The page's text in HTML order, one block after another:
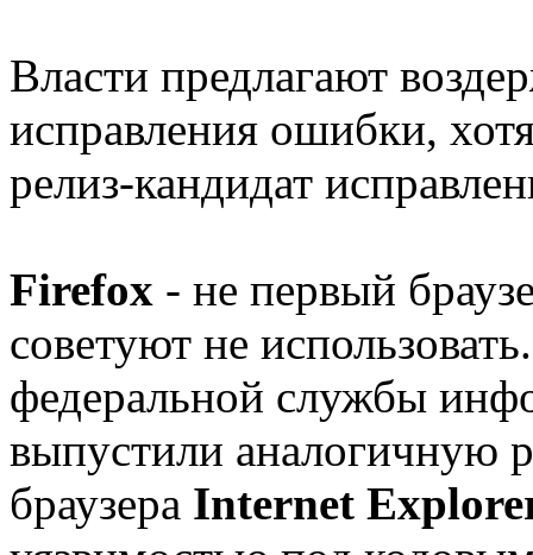
Власти предлагают
исправления ошибки,
релиз-кандидат
Firefox - не первый
советуют не
федеральной службы
выпустили аналогичную
браузера Internet